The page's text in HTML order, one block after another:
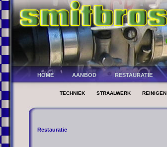
HOME AANBOD RESTAURATIE
TECHNIEK STRAALWERK REINIGEN
Restauratie